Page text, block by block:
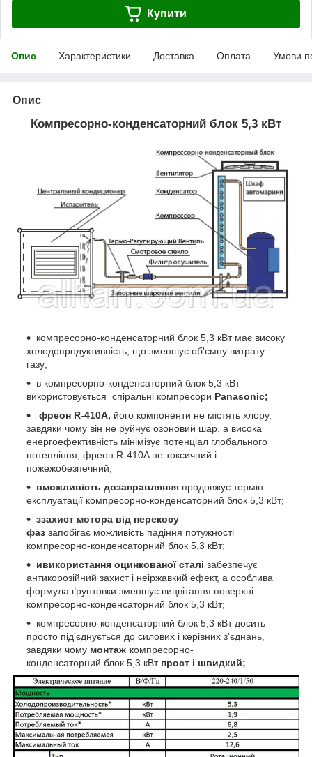
Купити
Опис Характеристики Доставка Оплата Умови
Опис
Компресорно-конденсаторний блок 5,3 кВт
компресорно-конденсаторний блок 5,3 кВт має високу
холодопродуктивність, що зменшує об'ємну витрату
газу;
в компресорно-конденсаторний блок 5,3 кВт
використовується спіральні компресори Panasonic;
фреон R-410A, його компоненти не містять хлору,
завдяки чому він не руйнує озоновий шар, а висока
енергоефективність мінімізує потенціал глобального
потепління, фреон R-410A не токсичний і
пожежобезпечний;
вможливість дозаправляння продовжує термін
експлуатації компресорно-конденсаторний блок 5,3 кВт;
ззахист мотора від перекосу
фаз запобігає можливість падіння потужності
компресорно-конденсаторний блок 5,3 кВт;
ивикористання оцинкованої сталі забезпечує
антикорозійний захист і неіржавкий ефект, а особлива
формула ґрунтовки зменшує вицвітання поверхні
компресорно-конденсаторний блок 5,3 кВт;
компресорно-конденсаторний блок 5,3 кВт досить
просто під'єднується до силових і керівних з'єднань,
завдяки чому монтаж компресорно-
конденсаторний блок 5,3 кВтпрост і швидкий;